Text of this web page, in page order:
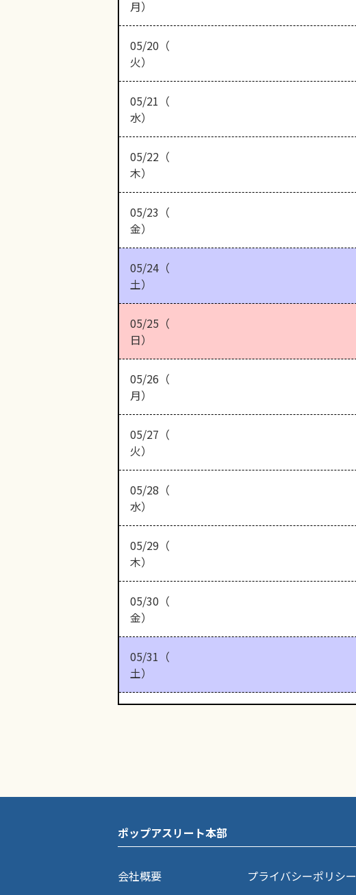
月）
05/20（
火）
05/21（
水）
05/22（
木）
05/23（
金）
05/24（
土）
05/25（
日）
05/26（
月）
05/27（
火）
05/28（
水）
05/29（
木）
05/30（
金）
05/31（
土）
ポップアスリート本部
会社概要 プライバシーポリシー